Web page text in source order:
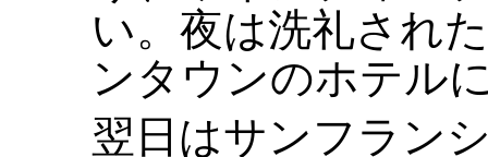
い。夜は洗礼され
ンタウンのホテル
翌日はサンフラン